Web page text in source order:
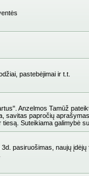
pastebėjimai ir t.t.
Anzelmos Tamūž
savitas papročių
Suteikiama galimybė
pasiruošimas, naujų